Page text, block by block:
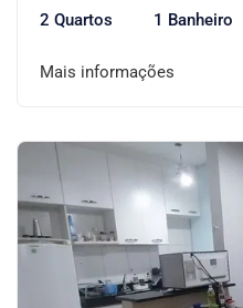
2 Quartos 1 Banheiro
Mais informações